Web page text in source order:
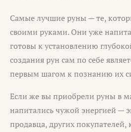
Самые лучшие руны — те,
своими руками. Они уже
готовы к установлению
создания рун сам по себе
первым шагом к познанию их
Если же вы приобрели руны в
напитались чужой энергией —
продавца, других покупателей,